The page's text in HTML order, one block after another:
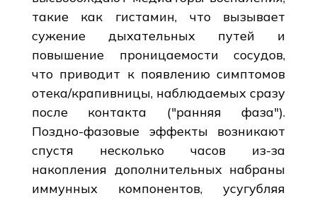
такие как гистамин, что вызывает
сужение дыхательных путей и
повышение проницаемости сосудов,
что приводит к появлению симптомов
отека/крапивницы, наблюдаемых сразу
после контакта ("ранняя фаза").
Поздно-фазовые эффекты возникают
спустя несколько часов из-за
накопления дополнительных набраны
иммунных компонентов, усугубляя